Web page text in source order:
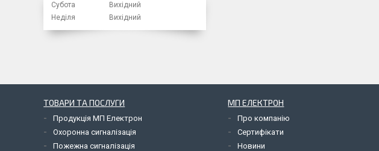
Субота
Вихідний
Неділя
Вихідний
ТОВАРИ ТА ПОСЛУГИ
Продукція МП Електрон
Охоронна сигналізація
Пожежна сигналізація
МП ЕЛЕКТРОН
Про компанію
Сертифікати
Новини